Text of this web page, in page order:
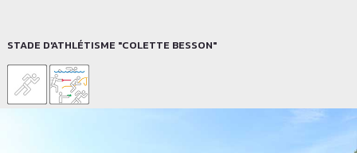
STADE D'ATHLÉTISME "COLETTE BESSON"